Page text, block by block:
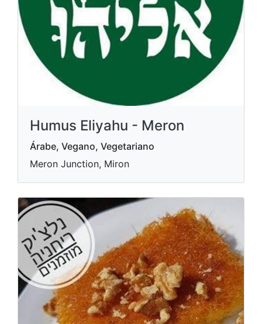
Humus Eliyahu - Meron
Árabe, Vegano, Vegetariano
Meron Junction, Miron